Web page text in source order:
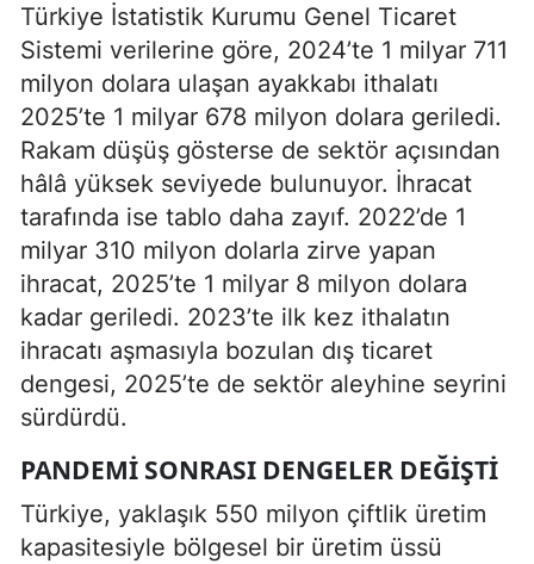
Türkiye İstatistik Kurumu Genel Ticaret
Sistemi verilerine göre, 2024’te 1 milyar 711
milyon dolara ulaşan ayakkabı ithalatı
2025’te 1 milyar 678 milyon dolara geriledi.
Rakam düşüş gösterse de sektör açısından
hâlâ yüksek seviyede bulunuyor. İhracat
tarafında ise tablo daha zayıf. 2022’de 1
milyar 310 milyon dolarla zirve yapan
ihracat, 2025’te 1 milyar 8 milyon dolara
kadar geriledi. 2023’te ilk kez ithalatın
ihracatı aşmasıyla bozulan dış ticaret
dengesi, 2025’te de sektör aleyhine seyrini
sürdürdü.
PANDEMI SONRASI DENGELER DEĞIŞTI
Türkiye, yaklaşık 550 milyon çiftlik üretim
kapasitesiyle bölgesel bir üretim üssü